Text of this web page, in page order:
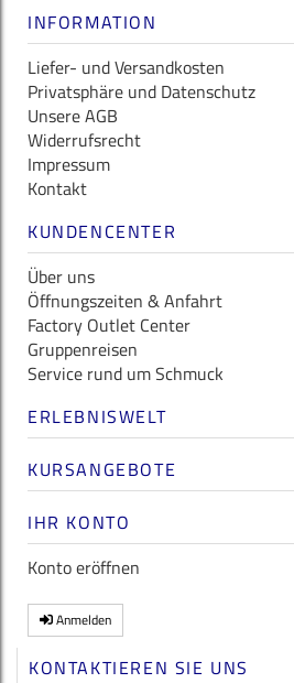
INFORMATION
Liefer- und Versandkosten
Privatsphäre und Datenschutz
Unsere AGB
Widerrufsrecht
Impressum
Kontakt
KUNDENCENTER
Über uns
Öffnungszeiten & Anfahrt
Factory Outlet Center
Gruppenreisen
Service rund um Schmuck
ERLEBNISWELT
KURSANGEBOTE
IHR KONTO
Konto eröffnen
Anmelden
KONTAKTIEREN SIE UNS